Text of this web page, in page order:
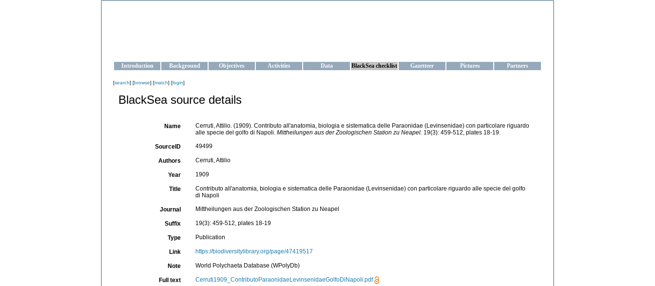
Introduction Background Objectives Activities Data BlackSea checklist Gazetteer Pictures Partners
[search] [browse] [match] [login]
BlackSea source details
Name
Cerruti, Attilio. (1909). Contributo all'anatomia, biologia e sistematica delle Paraonidae (Levinsenidae) con particolare riguardo
alle specie del golfo di Napoli. Mittheilungen aus der Zoologischen Station zu Neapel. 19(3): 459-512, plates 18-19.
SourceID 49499
Authors Cerruti, Attilio
Year 1909
Title
Contributo all'anatomia, biologia e sistematica delle Paraonidae (Levinsenidae) con particolare riguardo alle specie del golfo
di Napoli
Journal Mittheilungen aus der Zoologischen Station zu Neapel
Suffix 19(3): 459-512, plates 18-19
Type Publication
Link https://biodiversitylibrary.org/page/47419517
Note World Polychaeta Database (WPolyDb)
Full text Cerruti1909_ContributoParaonidaeLevinsenidaeGolfoDiNapoli.pdf